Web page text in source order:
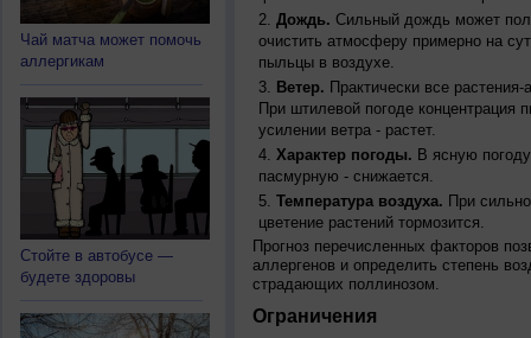
Чай матча может помочь
аллергикам
Стойте в автобусе —
будете здоровы
Дождь. Сильный дождь может
очистить атмосферу примерно на
пыльцы в воздухе.
Ветер. Практически все
При штилевой погоде
усилении ветра - растет.
Характер погоды. В ясную
пасмурную - снижается.
Температура воздуха. При
цветение растений тормозится.
Прогноз перечисленных факторов
аллергенов и определить степень
страдающих поллинозом.
Ограничения